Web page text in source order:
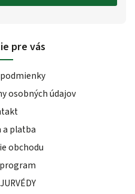
pre vás
osobných údajov
a platba
obchodu